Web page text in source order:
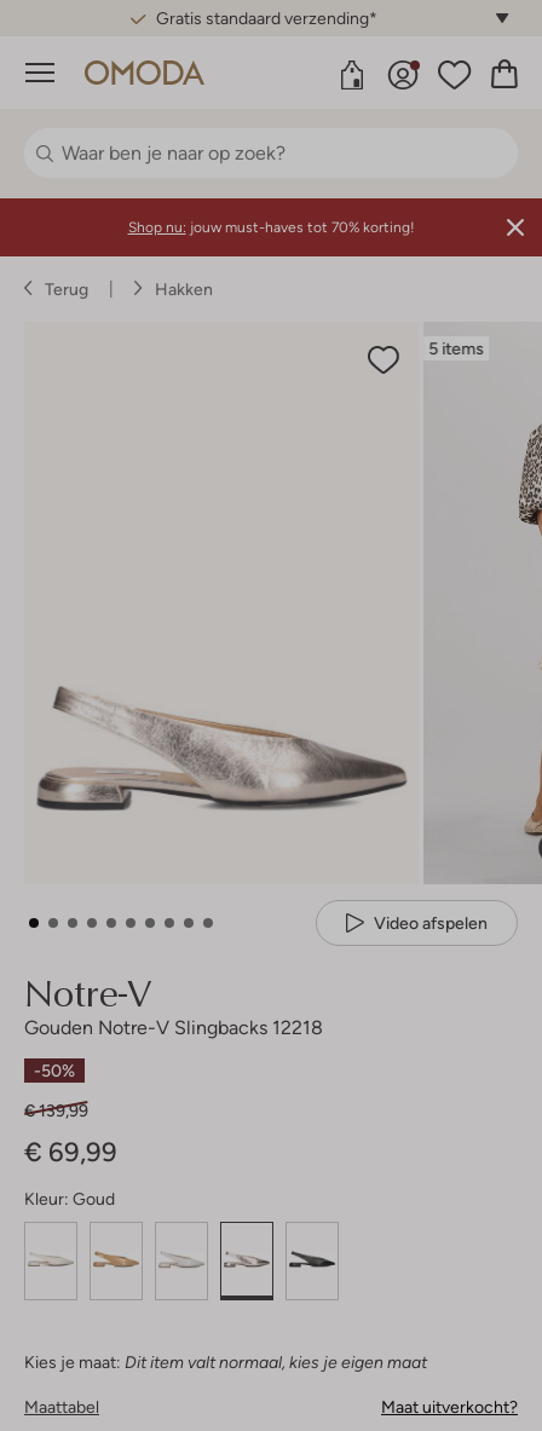
Gratis standaard verzending*
Menu
Shop nu: jouw must-haves tot 70% korting!
Terug Hakken
5 items
Video afspelen
Notre-V
Gouden Notre-V Slingbacks 12218
-50%
€ 139,99
€ 69,99
Kleur: Goud
Kies je maat: Dit item valt normaal, kies je eigen maat
Maattabel Maat uitverkocht?